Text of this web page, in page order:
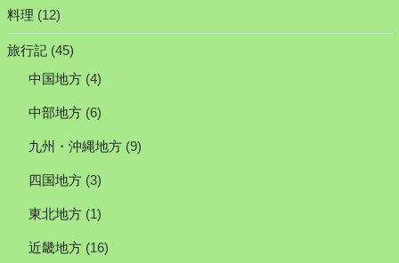
料理 (12)
旅行記(45)
中国地方(4)
中部地方(6)
九州・沖縄地方(9)
四国地方(3)
東北地方(1)
近畿地方(16)